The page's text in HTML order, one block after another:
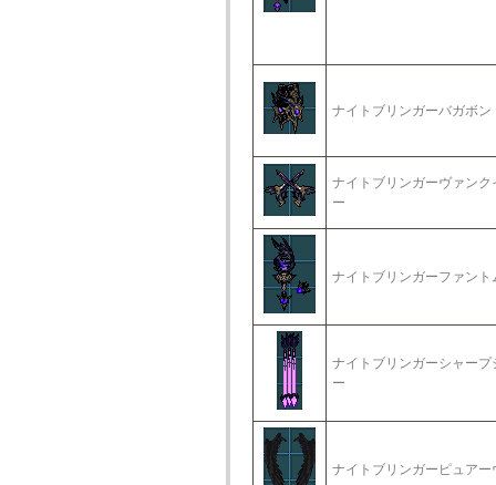
ナイトブリンガーバガボン
ナイトブリンガーヴァンク
ー
ナイトブリンガーファント
ナイトブリンガーシャープ
ー
ナイトブリンガーピュアー